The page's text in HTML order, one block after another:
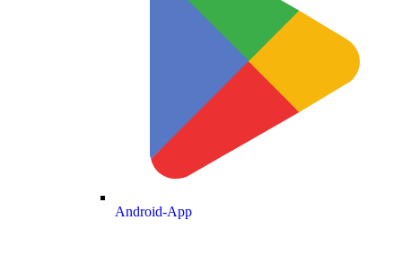
Android-App